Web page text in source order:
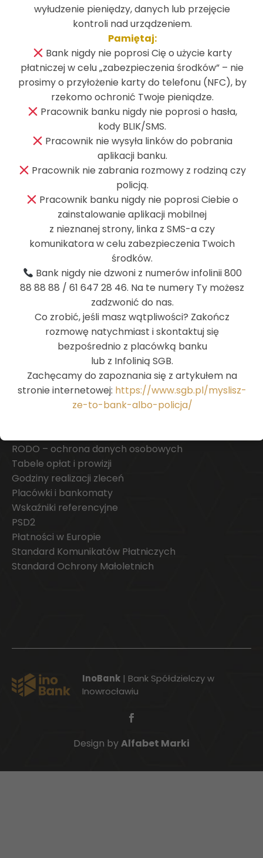
Na skróty
Deklaracja dostępności
Restrukturyzacja
Wykaz usług reprezentatywnych powiązanych z
rachunkiem płatniczym
Stopy procentowe
Kursy walut
Reklamacje
Moje Dokumenty – Dokumenty publiczne
RODO – ochrona danych osobowych
Tabele opłat i prowizji
Godziny realizacji zleceń
Placówki i bankomaty
Wskaźniki referencyjne
PSD2
Płatności w Europie
Standard Komunikatów Płatniczych
Standard Ochrony Małoletnich
InoBank | Bank Spółdzielczy w
Inowrocławiu
Design byAlfabet Marki
wyłudzenie pieniędzy, danych lub przejęcie
kontroli nad urządzeniem.
Pamiętaj:
Bank nigdy nie poprosi Cię o użycie karty
płatniczej w celu „zabezpieczenia środków” – nie
prosimy o przyłożenie karty do telefonu (NFC), by
rzekomo ochronić Twoje pieniądze.
Pracownik banku nigdy nie poprosi o hasła,
kody BLIK/SMS.
Pracownik nie wysyła linków do pobrania
aplikacji banku.
Pracownik nie zabrania rozmowy z rodziną czy
policją.
Pracownik banku nigdy nie poprosi Ciebie o
zainstalowanie aplikacji mobilnej
z nieznanej strony, linka z SMS-a czy
komunikatora w celu zabezpieczenia Twoich
środków.
Bank nigdy nie dzwoni z numerów infolinii 800
88 88 88 / 61 647 28 46. Na te numery Ty możesz
zadzwonić do nas.
Co zrobić, jeśli masz wątpliwości? Zakończ
rozmowę natychmiast i skontaktuj się
bezpośrednio z placówką banku
lub z Infolinią SGB.
Zachęcamy do zapoznania się z artykułem na
stronie internetowej: https://www.sgb.pl/myslisz-
ze-to-bank-albo-policja/